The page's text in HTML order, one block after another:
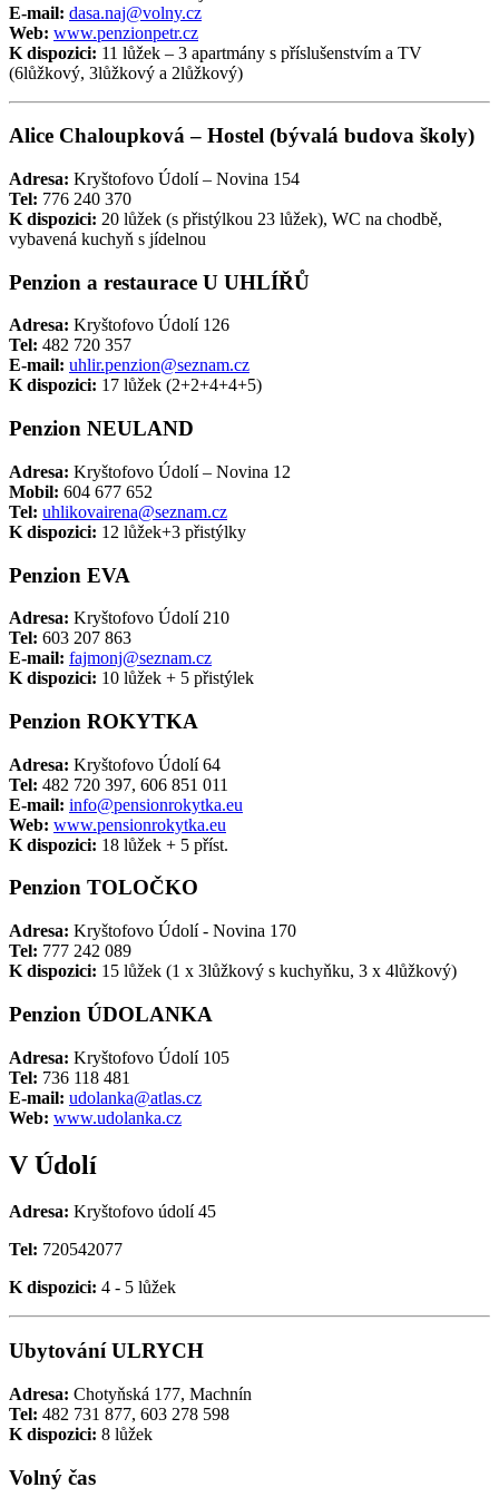
E-mail: dasa.naj@volny.cz
Web: www.penzionpetr.cz
K dispozici: 11 lůžek – 3 apartmány s příslušenstvím a TV
(6lůžkový, 3lůžkový a 2lůžkový)
Alice Chaloupková – Hostel (bývalá budova školy)
Adresa: Kryštofovo Údolí – Novina 154
Tel: 776 240 370
K dispozici: 20 lůžek (s přistýlkou 23 lůžek), WC na chodbě,
vybavená kuchyň s jídelnou
Penzion a restaurace U UHLÍŘŮ
Adresa: Kryštofovo Údolí 126
Tel: 482 720 357
E-mail: uhlir.penzion@seznam.cz
K dispozici: 17 lůžek (2+2+4+4+5)
Penzion NEULAND
Adresa: Kryštofovo Údolí – Novina 12
Mobil: 604 677 652
Tel: uhlikovairena@seznam.cz
K dispozici: 12 lůžek+3 přistýlky
Penzion EVA
Adresa: Kryštofovo Údolí 210
Tel: 603 207 863
E-mail: fajmonj@seznam.cz
K dispozici: 10 lůžek + 5 přistýlek
Penzion ROKYTKA
Adresa: Kryštofovo Údolí 64
Tel: 482 720 397, 606 851 011
E-mail: info@pensionrokytka.eu
Web: www.pensionrokytka.eu
K dispozici: 18 lůžek + 5 příst.
Penzion TOLOČKO
Adresa: Kryštofovo Údolí - Novina 170
Tel: 777 242 089
K dispozici: 15 lůžek (1 x 3lůžkový s kuchyňku, 3 x 4lůžkový)
Penzion ÚDOLANKA
Adresa: Kryštofovo Údolí 105
Tel: 736 118 481
E-mail: udolanka@atlas.cz
Web: www.udolanka.cz
V Údolí
Adresa: Kryštofovo údolí 45
Tel: 720542077
K dispozici: 4 - 5 lůžek
Ubytování ULRYCH
Adresa: Chotyňská 177, Machnín
Tel: 482 731 877, 603 278 598
K dispozici: 8 lůžek
Volný čas